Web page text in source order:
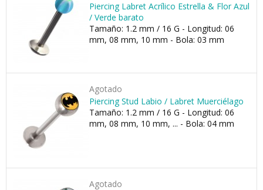
Piercing Labret Acrílico Estrella & Flor Azul
/ Verde barato
Tamaño: 1.2 mm / 16 G - Longitud: 06
mm, 08 mm, 10 mm - Bola: 03 mm
Agotado
Piercing Stud Labio / Labret Muerciélago
Tamaño: 1.2 mm / 16 G - Longitud: 06
mm, 08 mm, 10 mm, ... - Bola: 04 mm
Agotado